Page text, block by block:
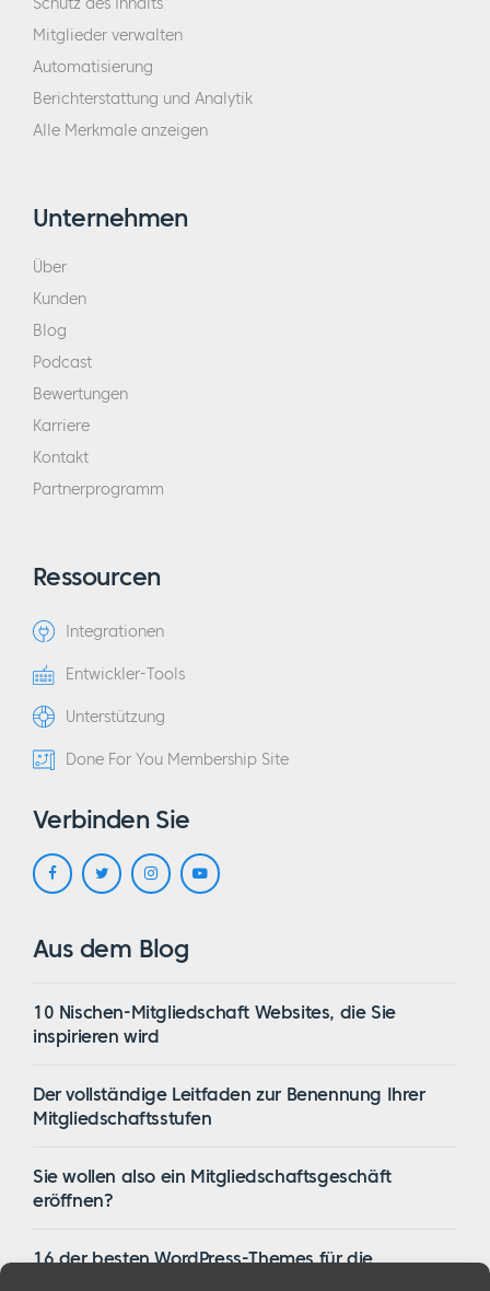
Schutz des Inhalts
Mitglieder verwalten
Automatisierung
Berichterstattung und Analytik
Alle Merkmale anzeigen
Unternehmen
Über
Kunden
Blog
Podcast
Bewertungen
Karriere
Kontakt
Partnerprogramm
Ressourcen
Integrationen
Entwickler-Tools
Unterstützung
Done For You Membership Site
Verbinden Sie
Aus dem Blog
10 Nischen-Mitgliedschaft Websites, die Sie
inspirieren wird
Der vollständige Leitfaden zur Benennung Ihrer
Mitgliedschaftsstufen
Sie wollen also ein Mitgliedschaftsgeschäft
eröffnen?
16 der besten WordPress-Themes für die